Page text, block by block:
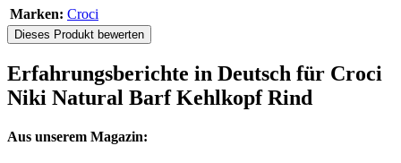
Marken: Croci
Dieses Produkt bewerten
Erfahrungsberichte in Deutsch für Croci
Niki Natural Barf Kehlkopf Rind
Aus unserem Magazin: